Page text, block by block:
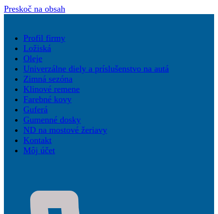
Preskoč na obsah
Profil firmy
Ložiská
Oleje
Univerzálne diely a príslušenstvo na autá
Zimná sezóna
Klinové remene
Farebné kovy
Guferá
Gumenné dosky
ND na mostové žeriavy
Kontakt
Môj účet